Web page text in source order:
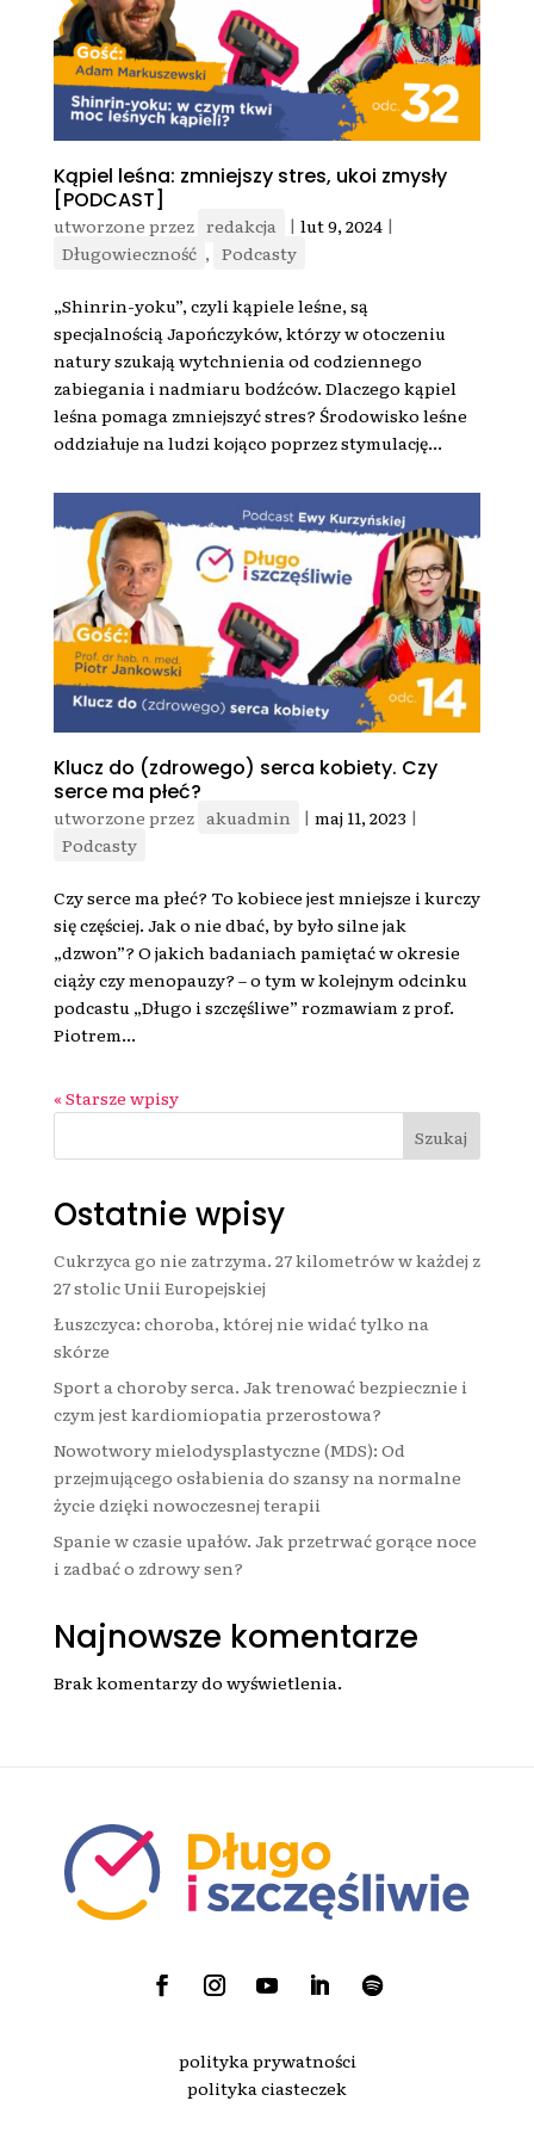
Kąpiel leśna: zmniejszy stres, ukoi zmysły
[PODCAST]
utworzone przez redakcja | lut 9, 2024|
Długowieczność , Podcasty
„Shinrin-yoku”, czyli kąpiele leśne, są
specjalnością Japończyków, którzy w otoczeniu
natury szukają wytchnienia od codziennego
zabiegania i nadmiaru bodźców. Dlaczego kąpiel
leśna pomaga zmniejszyć stres? Środowisko leśne
oddziałuje na ludzi kojąco poprzez stymulację...
Klucz do (zdrowego) serca kobiety. Czy
serce ma płeć?
utworzone przez akuadmin | maj 11, 2023 |
Podcasty
Czy serce ma płeć? To kobiece jest mniejsze i kurczy
się częściej. Jak o nie dbać, by było silne jak
„dzwon”? O jakich badaniach pamiętać w okresie
ciąży czy menopauzy? – o tym w kolejnym odcinku
podcastu „Długo i szczęśliwe” rozmawiam z prof.
Piotrem...
« Starsze wpisy
Szukaj
Ostatnie wpisy
Cukrzyca go nie zatrzyma. 27 kilometrów w każdej z
27 stolic Unii Europejskiej
Łuszczyca: choroba, której nie widać tylko na
skórze
Sport a choroby serca. Jak trenować bezpiecznie i
czym jest kardiomiopatia przerostowa?
Nowotwory mielodysplastyczne (MDS): Od
przejmującego osłabienia do szansy na normalne
życie dzięki nowoczesnej terapii
Spanie w czasie upałów. Jak przetrwać gorące noce
i zadbać o zdrowy sen?
Najnowsze komentarze
Brak komentarzy do wyświetlenia.
polityka prywatności
polityka ciasteczek